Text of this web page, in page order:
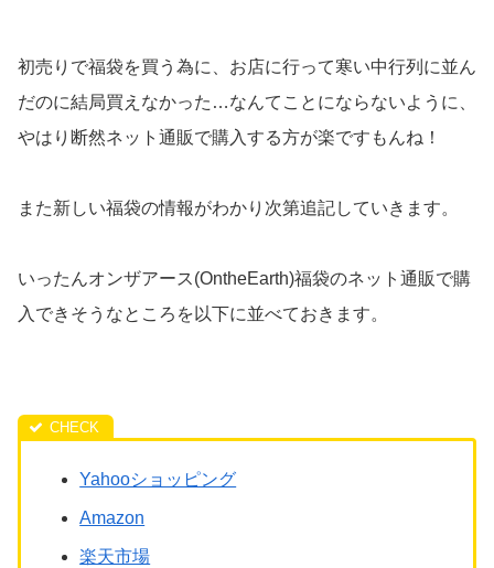
初売りで福袋を買う為に、お店に行って寒い中行列に並ん
だのに結局買えなかった…なんてことにならないように、
やはり断然ネット通販で購入する方が楽ですもんね！
また新しい福袋の情報がわかり次第追記していきます。
いったんオンザアース(OntheEarth)福袋のネット通販で購
入できそうなところを以下に並べておきます。
Yahooショッピング
Amazon
楽天市場